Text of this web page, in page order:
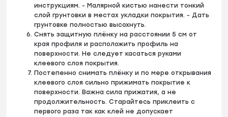
инструкциям. - Малярной кистью нанести тонкий
слой грунтовки в местах укладки покрытия. - Дать
грунтовке полностью высохнуть.
Снять защитную плёнку на расстоянии 5 см от
края профиля и расположить профиль на
поверхности. Не следует касаться руками
клеевого слоя покрытия.
Постепенно снимать плёнку и по мере открывания
клеевого слоя сильно прижимать покрытие к
поверхности. Важна сила прижатия, а не
продолжительность. Старайтесь приклеить с
первого раза так как клей не допускает